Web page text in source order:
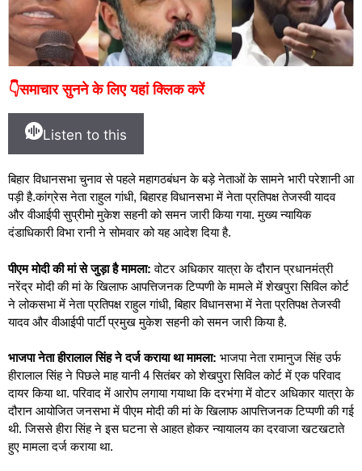
👇समाचार सुनने के लिए यहां क्लिक करें
Listen to this
बिहार विधानसभा चुनाव से पहले महागठबंधन के बड़े नेताओं के सामने भारी परेशानी आ
पड़ी है.कांग्रेस नेता राहुल गांधी, बिहारह विधानसभा में नेता प्रतिपक्ष तेजस्वी यादव
और वीआईपी सुप्रीमो मुकेश सहनी को समन जारी किया गया. मुख्य न्यायिक
दंडाधिकारी विभा रानी ने सोमवार को यह आदेश दिया है.
पीएम मोदी की मां से जुड़ा है मामला:वोटर अधिकार यात्रा के दौरान प्रधानमंत्री
नरेंद्र मोदी की मां के खिलाफ आपत्तिजनक टिप्पणी के मामले में शेखपुरा सिविल कोर्ट
ने लोकसभा में नेता प्रतिपक्ष राहुल गांधी, बिहार विधानसभा में नेता प्रतिपक्ष तेजस्वी
यादव और वीआईपी पार्टी प्रमुख मुकेश सहनी को समन जारी किया है.
भाजपा नेता हीरालाल सिंह ने दर्ज कराया था मामला: भाजपा नेता रामानुज सिंह उर्फ
हीरालाल सिंह ने पिछले माह यानी 4 सितंबर को शेखपुरा सिविल कोर्ट में एक परिवाद
दायर किया था. परिवाद में आरोप लगाया गयाथा कि दरभंगा में वोटर अधिकार यात्रा के
दौरान आयोजित जनसभा में पीएम मोदी की मां के खिलाफ आपत्तिजनक टिप्पणी की गई
थी. जिससे हीरा सिंह ने इस घटना से आहत होकर न्यायालय का दरवाजा खटखटाते
हुए मामला दर्ज कराया था.